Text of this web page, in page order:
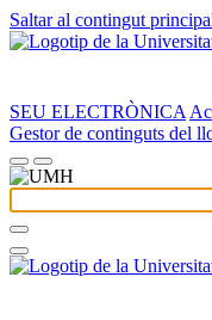
Saltar al contingut
SEU ELECTRÒNICA
Gestor de continguts del